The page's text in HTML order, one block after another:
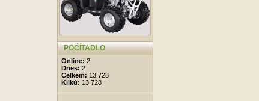
POČÍTADLO
Online: 2
Dnes: 2
Celkem: 13 728
Kliků: 13 728